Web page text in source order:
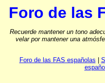
Foro de las
Recuerde mantener un tono
velar por mantener una
Foro de las FAS españolas